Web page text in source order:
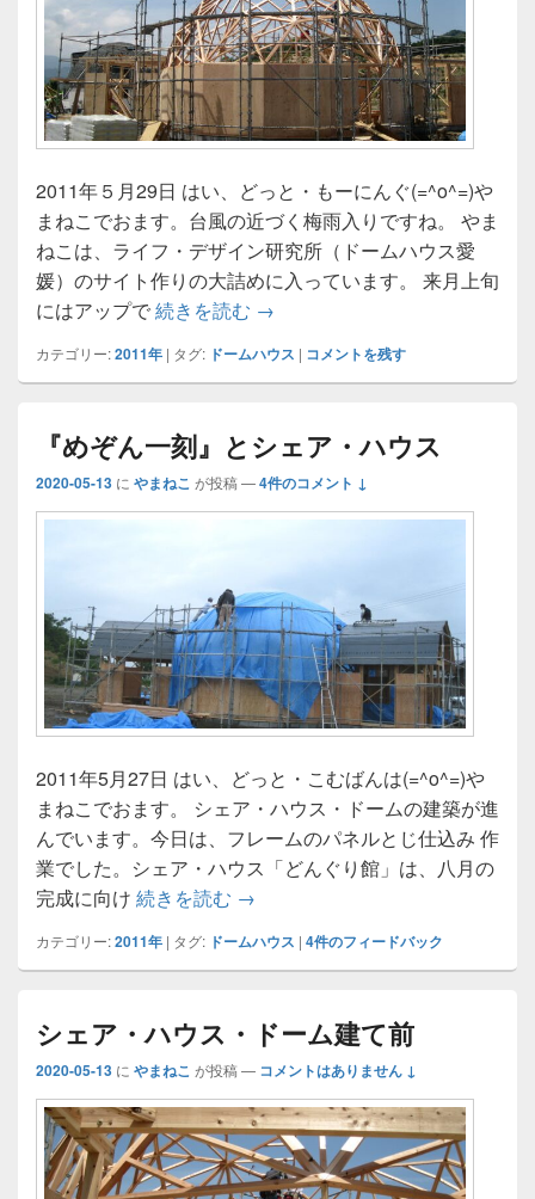
2011年５月29日 はい、どっと・もーにんぐ(=^o^=)や
まねこでおます。台風の近づく梅雨入りですね。 やま
ねこは、ライフ・デザイン研究所（ドームハウス愛
媛）のサイト作りの大詰めに入っています。 来月上旬
にはアップで続きを読む ジオデシック構造～球体の家に
→
カテゴリー:2011年 | タグ: ドームハウス | コメントを残す
『めぞん一刻』とシェア・ハウス
2020-05-13 に やまねこ が投稿 —4件のコメント ↓
2011年5月27日 はい、どっと・こむばんは(=^o^=)や
まねこでおます。 シェア・ハウス・ドームの建築が進
んでいます。今日は、フレームのパネルとじ仕込み 作
業でした。シェア・ハウス「どんぐり館」は、八月の
完成に向け 続きを読む 『めぞん一刻』とシェア・ハウス
→
カテゴリー:2011年 | タグ: ドームハウス | 4件のフィードバック
シェア・ハウス・ドーム建て前
2020-05-13 に やまねこ が投稿 — コメントはありません ↓